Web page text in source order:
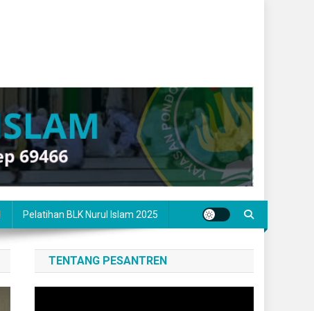
Pelatihan BLK Nurul Islam 2025
TENTANG PESANTREN